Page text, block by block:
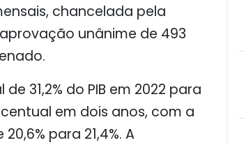
chancelada pela
unânime de 493
31,2% do PIB em 2022 para
em dois anos, com a
para 21,4%. A